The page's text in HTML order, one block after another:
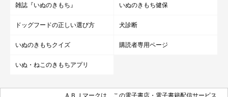
雑誌『いぬのきもち』 いぬのきもち健保
ドッグフードの正しい選び方 犬診断
いぬのきもちクイズ 購読者専用ページ
いぬ・ねこのきもちアプリ